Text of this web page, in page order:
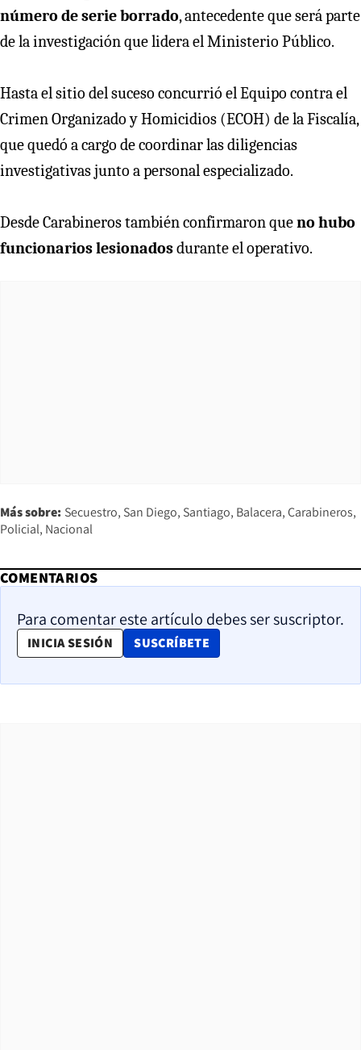
número de serie borrado, antecedente que será parte
de la investigación que lidera el Ministerio Público.
Hasta el sitio del suceso concurrió el Equipo contra el
Crimen Organizado y Homicidios (ECOH) de la Fiscalía,
que quedó a cargo de coordinar las diligencias
investigativas junto a personal especializado.
Desde Carabineros también confirmaron queno hubo
funcionarios lesionadosdurante el operativo.
Más sobre: Secuestro San Diego Santiago Balacera Carabineros
Policial Nacional
COMENTARIOS
Para comentar este artículo debes ser suscriptor.
INICIA SESIÓN SUSCRÍBETE
OPENS IN NEW WINDOW